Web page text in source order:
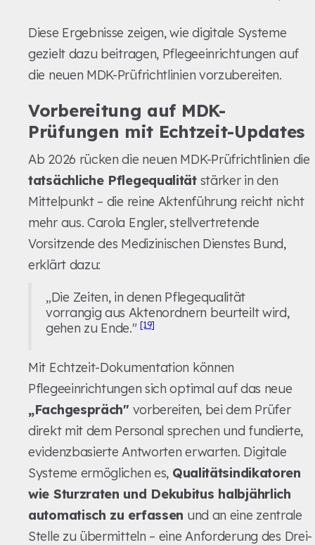
Diese Ergebnisse zeigen, wie digitale Systeme
gezielt dazu beitragen, Pflegeeinrichtungen auf
die neuen MDK-Prüfrichtlinien vorzubereiten.
Vorbereitung auf MDK-
Prüfungen mit Echtzeit-Updates
Ab 2026 rücken die neuen MDK-Prüfrichtlinien die
tatsächliche Pflegequalitätstärker in den
Mittelpunkt – die reine Aktenführung reicht nicht
mehr aus. Carola Engler, stellvertretende
Vorsitzende des Medizinischen Dienstes Bund,
erklärt dazu:
„Die Zeiten, in denen Pflegequalität
vorrangig aus Aktenordnern beurteilt wird,
gehen zu Ende."[19]
Mit Echtzeit-Dokumentation können
Pflegeeinrichtungen sich optimal auf das neue
„Fachgespräch" vorbereiten, bei dem Prüfer
direkt mit dem Personal sprechen und fundierte,
evidenzbasierte Antworten erwarten. Digitale
Systeme ermöglichen es, Qualitätsindikatoren
wie Sturzraten und Dekubitus halbjährlich
automatisch zu erfassen und an eine zentrale
Stelle zu übermitteln – eine Anforderung des Drei-